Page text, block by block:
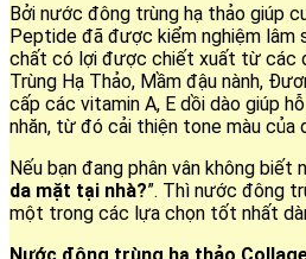
Bởi nước đông trùng hạ thảo giúp
Peptide đã được kiểm nghiệm lâm
chất có lợi được chiết xuất từ các
Trùng Hạ Thảo, Mầm đậu nành,
cấp các vitamin A, E dồi dào giúp
nhăn, từ đó cải thiện tone màu của
Nếu bạn đang phân vân không biết
da mặt tại nhà?”. Thì nước đông
một trong các lựa chọn tốt nhất
Nước đông trùng hạ thảo